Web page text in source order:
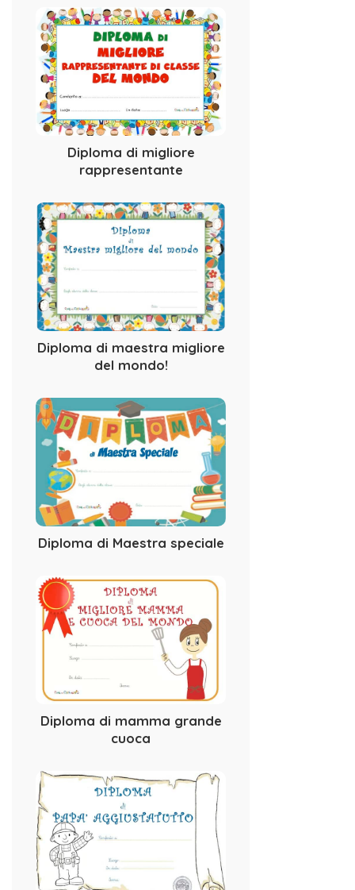
Diploma di migliore
rappresentante
Diploma di maestra migliore
del mondo!
Diploma di Maestra speciale
Diploma di mamma grande
cuoca